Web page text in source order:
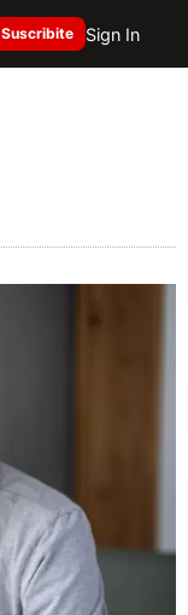
Suscribite Sign In